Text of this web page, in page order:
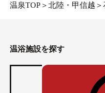
温泉TOP ＞ 北陸・甲信越 ＞
温浴施設を探す